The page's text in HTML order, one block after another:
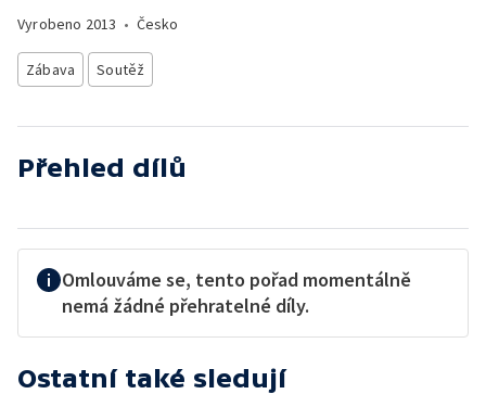
Vyrobeno 2013 • Česko
Zábava Soutěž
Přehled dílů
Omlouváme se, tento pořad momentálně
nemá žádné přehratelné díly.
Ostatní také sledují